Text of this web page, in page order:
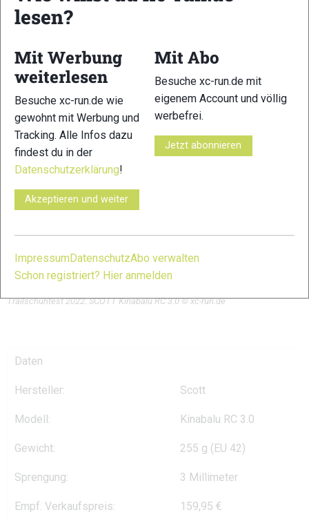
Trailschuhtest 2022: SCOTT Kinabalu RC 3.0 © xc-run.de
Daten
Hersteller: Scott
Modell: Kinabalu RC 3.0
Gewicht: 255 g (EU 42)
Sprengung: 3 Millimeter
Empf. Verkaufspreis: 159,95 €
lesen?
Mit Werbung
weiterlesen
Besuche xc-run.de wie
gewohnt mit Werbung und
Tracking. Alle Infos dazu
findest du in der
Datenschutzerklärung!
Akzeptieren und weiter
Mit Abo
Besuche xc-run.de mit
eigenem Account und völlig
werbefrei.
Jetzt abonnieren
Impressum DatenschutzAbo verwalten
Schon registriert? Hier anmelden